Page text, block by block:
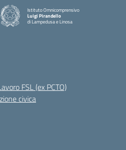
Istituto Omnicomprensivo
Luigi Pirandello
di Lampedusa e Linosa
FSL (ex PCTO)
civica